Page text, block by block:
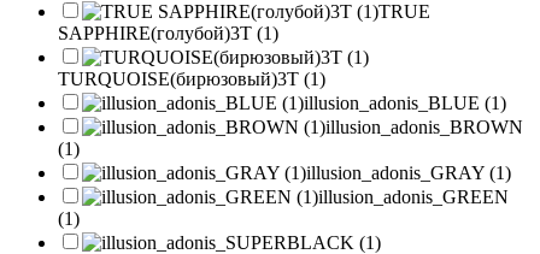
TRUE
SAPPHIRE(голубой)3T (1)
TURQUOISE(бирюзовый)3T (1)
illusion_adonis_BLUE (1)
illusion_adonis_BROWN
(1)
illusion_adonis_GRAY (1)
illusion_adonis_GREEN
(1)